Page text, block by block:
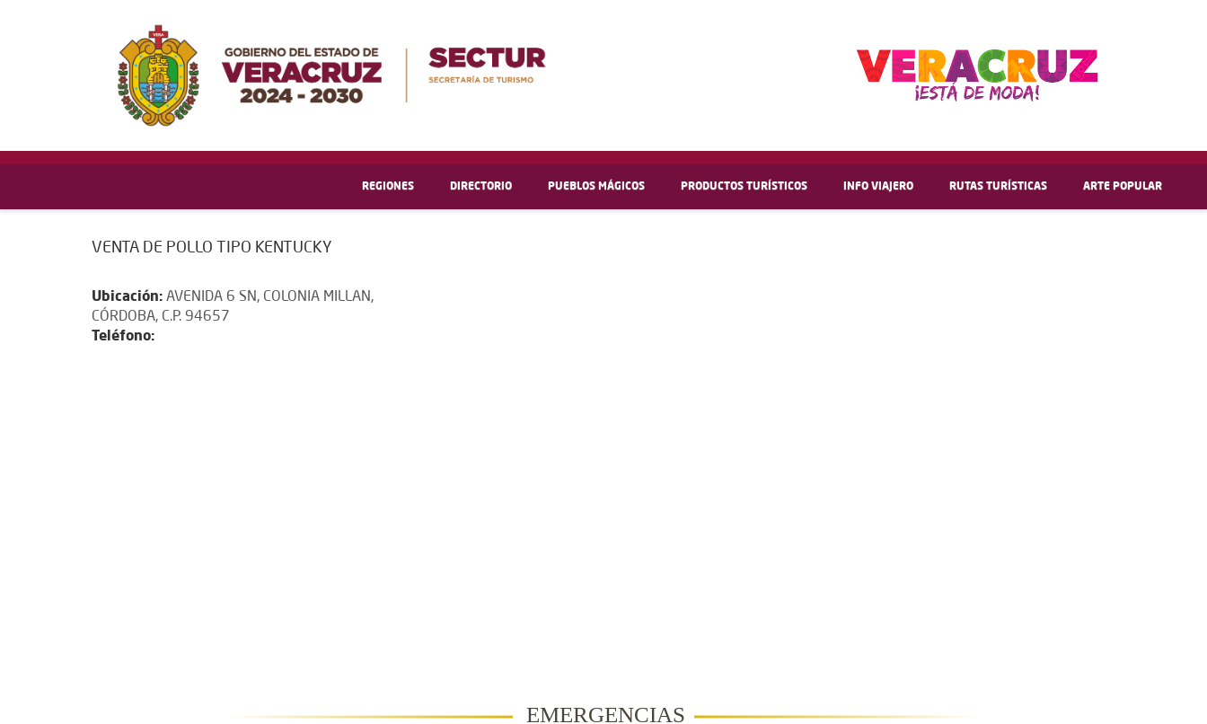
REGIONES DIRECTORIO PUEBLOS MÁGICOS PRODUCTOS TURÍSTICOS INFO VIAJERO RUTAS TURÍSTICAS ARTE POPULAR
VENTA DE POLLO TIPO KENTUCKY
Ubicación: AVENIDA 6 SN, COLONIA MILLAN,
CÓRDOBA, C.P. 94657
Teléfono:
EMERGENCIAS